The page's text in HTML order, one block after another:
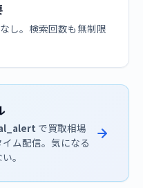
し。検索回数も無制限
で買取相場
ム配信。気になる
。